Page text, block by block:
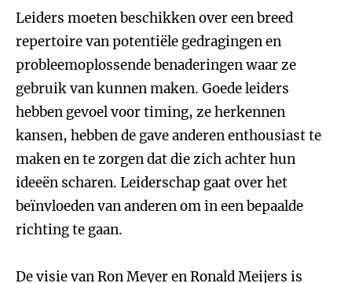
Leiders moeten beschikken over een breed
repertoire van potentiële gedragingen en
probleemoplossende benaderingen waar ze
gebruik van kunnen maken. Goede leiders
hebben gevoel voor timing, ze herkennen
kansen, hebben de gave anderen enthousiast te
maken en te zorgen dat die zich achter hun
ideeën scharen. Leiderschap gaat over het
beïnvloeden van anderen om in een bepaalde
richting te gaan.
De visie van Ron Meyer en Ronald Meijers is